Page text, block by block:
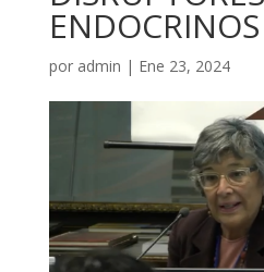
por admin | Ene 23, 2024